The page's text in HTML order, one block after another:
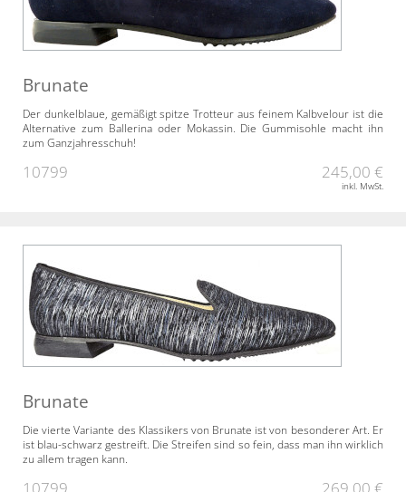
Brunate
Der dunkelblaue, gemäßigt spitze Trotteur aus feinem Kalbvelour ist die
Alternative zum Ballerina oder Mokassin. Die Gummisohle macht ihn
zum Ganzjahresschuh!
10799 245,00 €
inkl. MwSt.
Brunate
Die vierte Variante des Klassikers von Brunate ist von besonderer Art. Er
ist blau-schwarz gestreift. Die Streifen sind so fein, dass man ihn wirklich
zu allem tragen kann.